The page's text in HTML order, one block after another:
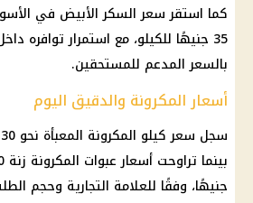
كما استقر سعر السكر الأبيض في
35 جنيهًا للكيلو، مع استمرار توافره
بالسعر المدعم للمستحقين.
أسعار المكرونة والدقيق اليوم
بينما تراوحت أسعار
جنيهًا، وفقًا للعلامة التجارية وحجم